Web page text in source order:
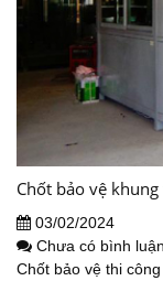
Chốt bảo vệ
03/02/2024
Chưa có bình luận
Chốt bảo vệ thi